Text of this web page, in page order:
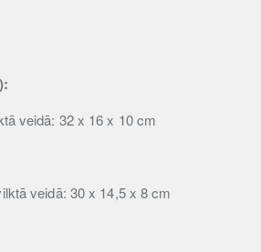
veidā: 32 x 16 x 10 cm
veidā: 30 x 14,5 x 8 cm